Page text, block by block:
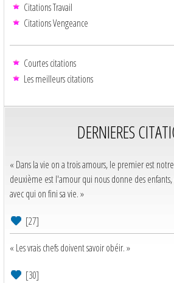
Citations Travail
Citations Vengeance
Courtes citations
Les meilleurs citations
DERNIERES
« Dans la vie on a trois amours, le premier est
deuxième est l'amour qui nous donne des
avec qui on fini sa vie. »
[27]
« Les vrais chefs doivent savoir obéir. »
[30]